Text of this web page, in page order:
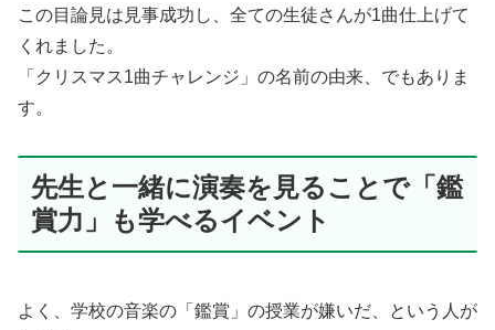
この目論見は見事成功し、全ての生徒さんが1曲仕上げて
くれました。
「クリスマス1曲チャレンジ」の名前の由来、でもありま
す。
先生と一緒に演奏を見ることで「鑑
賞力」も学べるイベント
よく、学校の音楽の「鑑賞」の授業が嫌いだ、という人が